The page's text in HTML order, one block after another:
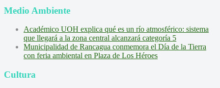
Medio Ambiente
Académico UOH explica qué es un río atmosférico: sistema
que llegará a la zona central alcanzará categoría 5
Municipalidad de Rancagua conmemora el Día de la Tierra
con feria ambiental en Plaza de Los Héroes
Cultura